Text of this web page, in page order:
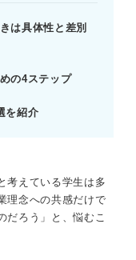
文9選
きの注意点
は具体性と差別
の4ステップ
を紹介
考えている学生は多
理念への共感だけで
だろう」と、悩むこ